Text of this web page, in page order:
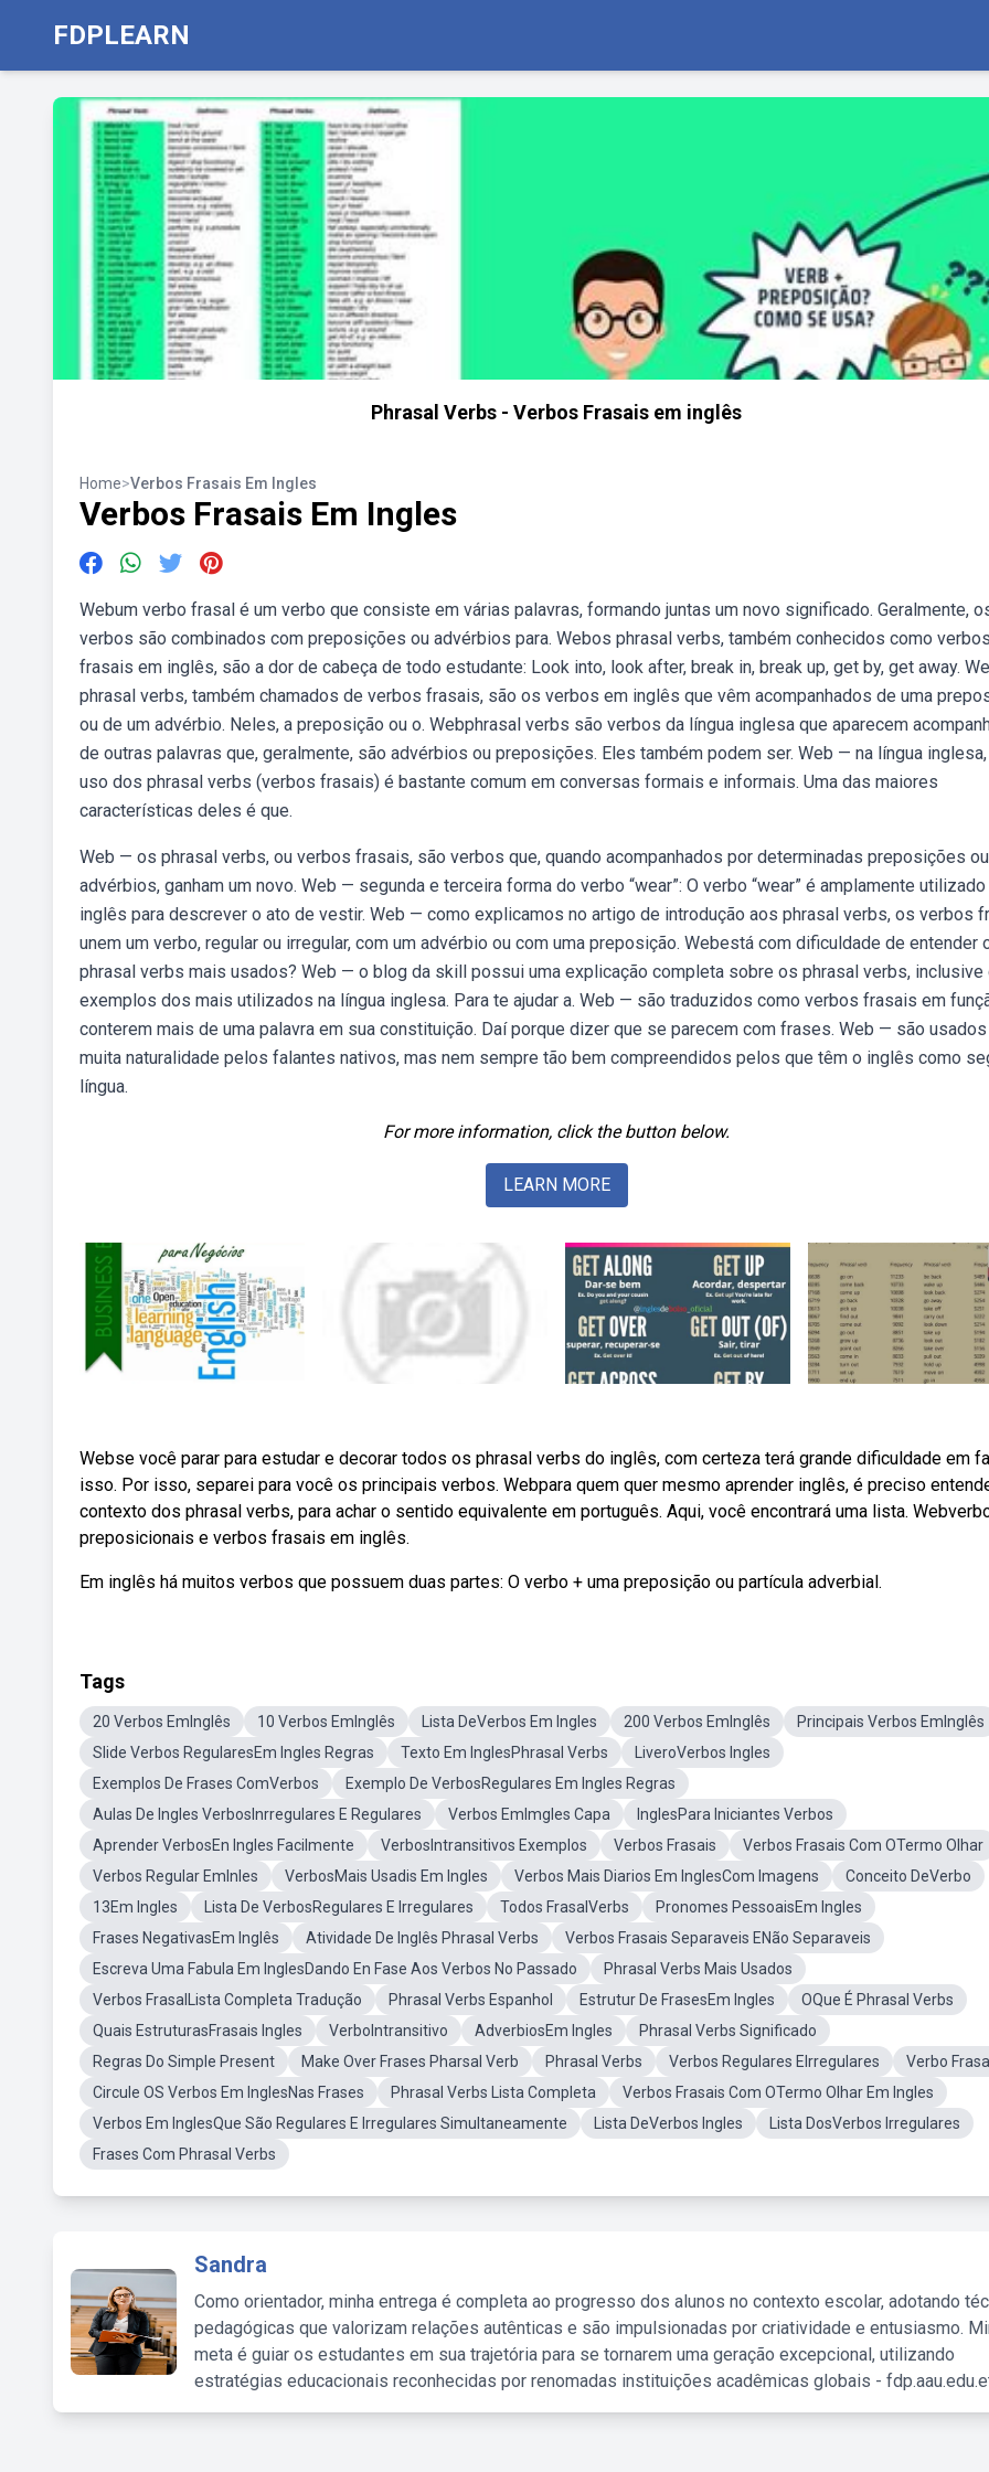
FDPLEARN
Phrasal Verbs - Verbos Frasais em inglês
Home>Verbos Frasais Em Ingles
Verbos Frasais Em Ingles
Webum verbo frasal é um verbo que consiste em várias palavras, formando juntas um novo significado. Geralmente,
verbos são combinados com preposições ou advérbios para. Webos phrasal verbs, também conhecidos como verbos
frasais em inglês, são a dor de cabeça de todo estudante: Look into, look after, break in, break up, get by, get away.
phrasal verbs, também chamados de verbos frasais, são os verbos em inglês que vêm acompanhados de uma
ou de um advérbio. Neles, a preposição ou o. Webphrasal verbs são verbos da língua inglesa que aparecem
de outras palavras que, geralmente, são advérbios ou preposições. Eles também podem ser. Web — na língua
uso dos phrasal verbs (verbos frasais) é bastante comum em conversas formais e informais. Uma das maiores
características deles é que.
Web — os phrasal verbs, ou verbos frasais, são verbos que, quando acompanhados por determinadas preposições ou
advérbios, ganham um novo. Web — segunda e terceira forma do verbo “wear”: O verbo “wear” é amplamente
inglês para descrever o ato de vestir. Web — como explicamos no artigo de introdução aos phrasal verbs, os verbos
unem um verbo, regular ou irregular, com um advérbio ou com uma preposição. Webestá com dificuldade de entender
phrasal verbs mais usados? Web — o blog da skill possui uma explicação completa sobre os phrasal verbs, inclusive
exemplos dos mais utilizados na língua inglesa. Para te ajudar a. Web — são traduzidos como verbos frasais em
conterem mais de uma palavra em sua constituição. Daí porque dizer que se parecem com frases. Web — são
muita naturalidade pelos falantes nativos, mas nem sempre tão bem compreendidos pelos que têm o inglês como
língua.
For more information, click the button below.
LEARN MORE
Webse você parar para estudar e decorar todos os phrasal verbs do inglês, com certeza terá grande dificuldade em
isso. Por isso, separei para você os principais verbos. Webpara quem quer mesmo aprender inglês, é preciso
contexto dos phrasal verbs, para achar o sentido equivalente em português. Aqui, você encontrará uma lista.
preposicionais e verbos frasais em inglês.
Em inglês há muitos verbos que possuem duas partes: O verbo + uma preposição ou partícula adverbial.
Tags
20 Verbos EmInglês 10 Verbos EmInglês Lista DeVerbos Em Ingles 200 Verbos EmInglês
Principais Verbos EmInglês
Slide Verbos RegularesEm Ingles Regras
Texto Em InglesPhrasal Verbs
LiveroVerbos Ingles
Exemplos De Frases ComVerbos
Exemplo De VerbosRegulares Em Ingles Regras
Aulas De Ingles VerbosInrregulares E Regulares
Verbos EmImgles Capa
InglesPara Iniciantes Verbos
Aprender VerbosEn Ingles Facilmente
VerbosIntransitivos Exemplos Verbos Frasais
Verbos Frasais Com OTermo Olhar
Verbos Regular EmInles
VerbosMais Usadis Em Ingles Verbos Mais Diarios Em InglesCom Imagens
Conceito DeVerbo
13Em Ingles
Lista De VerbosRegulares E Irregulares Todos FrasalVerbs
Pronomes PessoaisEm Ingles
Frases NegativasEm Inglês
Atividade De Inglês Phrasal Verbs
Verbos Frasais Separaveis ENão Separaveis
Escreva Uma Fabula Em InglesDando En Fase Aos Verbos No Passado
Phrasal Verbs Mais Usados
Verbos FrasalLista Completa Tradução
Phrasal Verbs Espanhol Estrutur De FrasesEm Ingles
OQue É Phrasal Verbs
Quais EstruturasFrasais Ingles
VerboIntransitivo AdverbiosEm Ingles
Phrasal Verbs Significado
Regras Do Simple Present
Make Over Frases Pharsal Verb Phrasal Verbs Verbos Regulares EIrregulares
Verbo Frasal
Circule OS Verbos Em InglesNas Frases
Phrasal Verbs Lista Completa
Verbos Frasais Com OTermo Olhar Em Ingles
Verbos Em InglesQue São Regulares E Irregulares Simultaneamente
Lista DeVerbos Ingles
Lista DosVerbos Irregulares
Frases Com Phrasal Verbs
Sandra
Como orientador, minha entrega é completa ao progresso dos alunos no contexto escolar, adotando
pedagógicas que valorizam relações autênticas e são impulsionadas por criatividade e entusiasmo.
meta é guiar os estudantes em sua trajetória para se tornarem uma geração excepcional, utilizando
estratégias educacionais reconhecidas por renomadas instituições acadêmicas globais -